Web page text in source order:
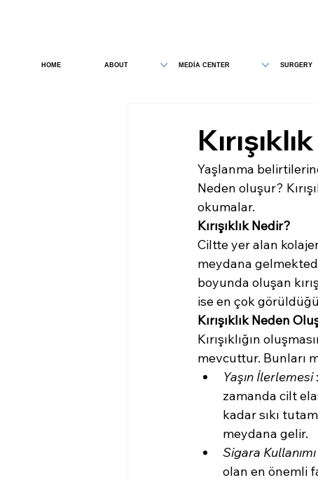
HOME ABOUT MEDİA CENTER SURGERY
Yaşlanma
Neden oluşur?
okumalar.
Kırışıklık Nedir?
Ciltte yer alan
meydana
boyunda oluşan
ise en çok
Kırışıklık Neden
Kırışıklığın
mevcuttur. Bunları
Yaşın İlerlemesi
zamanda cilt
kadar sıkı
meydana gelir.
Sigara Kullanımı
olan en önemli